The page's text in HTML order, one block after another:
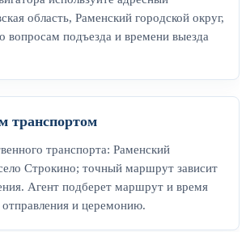
область, Раменский городской округ,
вопросам подъезда и времени выезда
транспортом
транспорта: Раменский
Строкино; точный маршрут зависит
Агент подберет маршрут и время
и церемонию.